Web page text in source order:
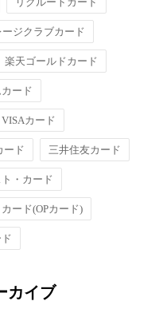
ジクラブカード
楽天ゴールドカード
ード
カード
ード 三井住友カード
・カード
ード(OPカード)
カイブ